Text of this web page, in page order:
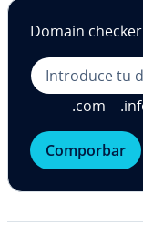
Domain checker
.com
Comporbar